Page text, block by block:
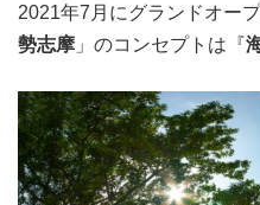
2021年7月にグランドオー
勢志摩 」のコンセプトは『